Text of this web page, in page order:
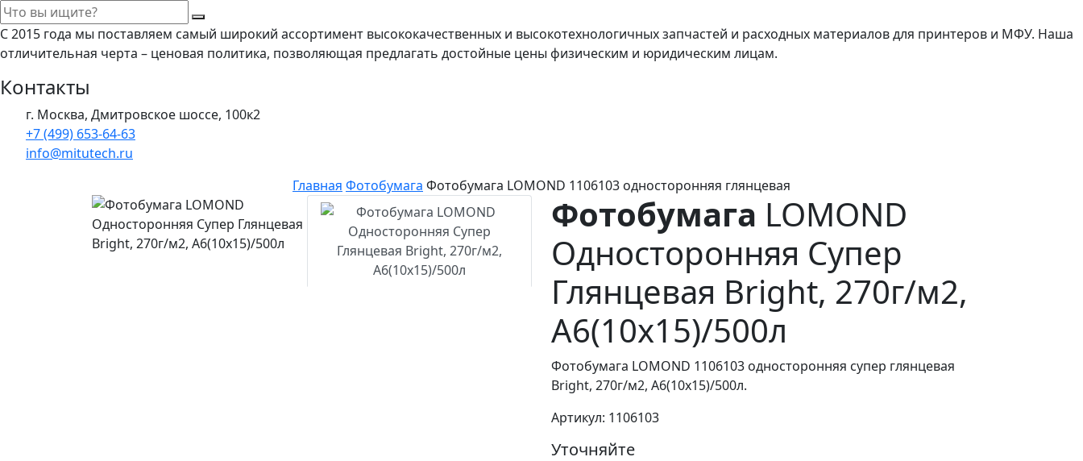
С 2015 года мы поставляем самый широкий ассортимент высококачественных и высокотехнологичных запчастей и расходных материалов для принтеров и МФУ. Наша
отличительная черта – ценовая политика, позволяющая предлагать достойные цены физическим и юридическим лицам.
Контакты
г. Москва, Дмитровское шоссе, 100к2
+7 (499) 653-64-63
info@mitutech.ru
Главная Фотобумага Фотобумага LOMOND 1106103 односторонняя глянцевая
Фотобумага LOMOND
Односторонняя Супер
Глянцевая Bright, 270г/м2,
A6(10x15)/500л
Фотобумага LOMOND 1106103 односторонняя супер глянцевая
Bright, 270г/м2, A6(10x15)/500л.
Артикул: 1106103
Уточняйте